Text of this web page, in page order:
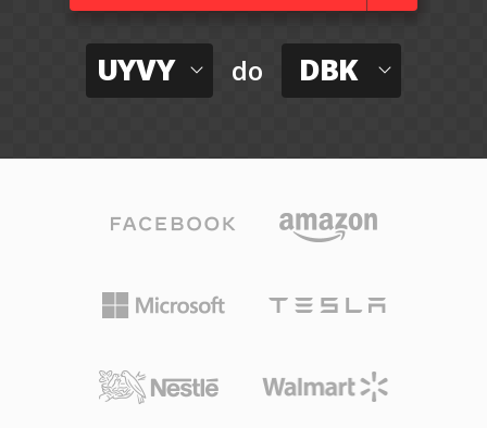
UYVY do DBK